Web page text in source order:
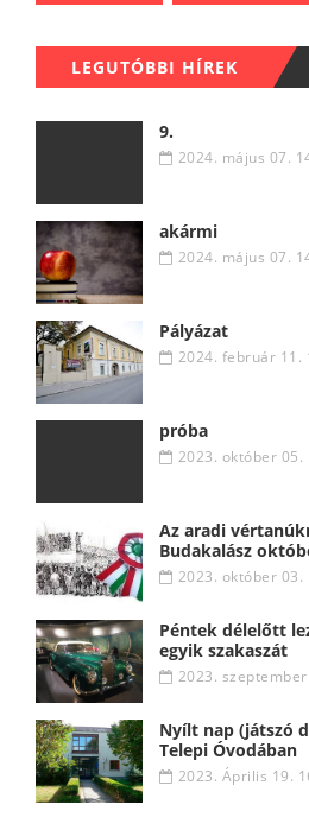
LEGUTÓBBI HÍREK
9.
2024. május 07.
akármi
2024. május 07.
Pályázat
2024. február 11.
próba
2023. október 05.
Az aradi
Budakalász
2023. október 03.
Péntek délelőtt
egyik szakaszát
2023.
Nyílt nap (játszó
Telepi Óvodában
2023. Április 19.